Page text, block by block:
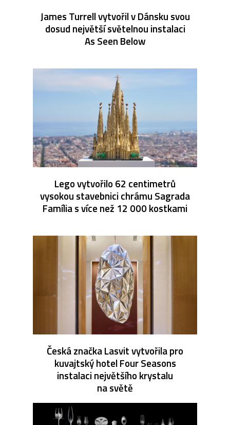
James Turrell vytvořil v Dánsku svou
dosud největší světelnou instalaci
As Seen Below
Lego vytvořilo 62 centimetrů
vysokou stavebnici chrámu Sagrada
Família s více než 12 000 kostkami
Česká značka Lasvit vytvořila pro
kuvajtský hotel Four Seasons
instalaci největšího krystalu
na světě